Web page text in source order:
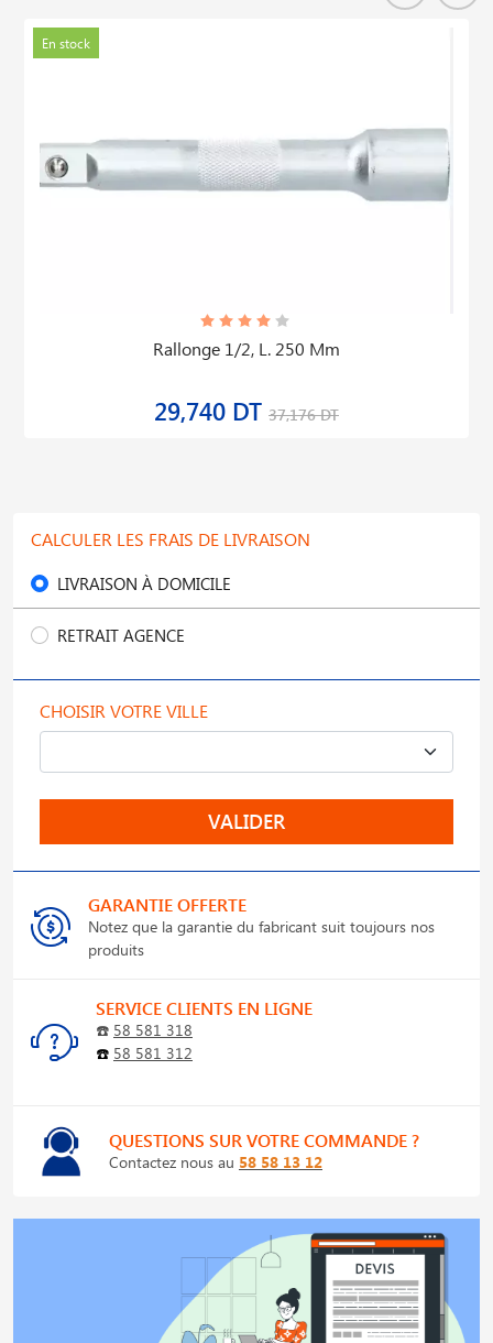
En stock
Rallonge 1/2, L. 250 Mm
29,740 DT 37,176 DT
CALCULER LES FRAIS DE LIVRAISON
LIVRAISON À DOMICILE
RETRAIT AGENCE
CHOISIR VOTRE VILLE
VALIDER
GARANTIE OFFERTE
Notez que la garantie du fabricant suit toujours nos
produits
SERVICE CLIENTS EN LIGNE
☎️ 58 581 318
☎️ 58 581 312
QUESTIONS SUR VOTRE COMMANDE ?
Contactez nous au 58 58 13 12